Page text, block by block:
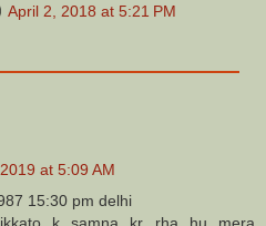
April 2, 2018 at 5:21 PM
at 5:09 AM
15:30 pm delhi